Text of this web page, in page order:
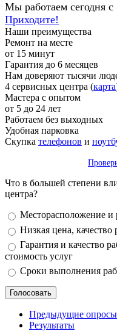
Мы работаем сегодня с
Приходите!
Наши преимущества
Ремонт на месте
от 15 минут
Гарантия до 6 месяцев
Нам доверяют тысячи
4 сервисных центра (карта
Мастера с опытом
от 5 до 24 лет
Работаем без выходных
Удобная парковка
Скупка телефонов и
Что в большей степени
центра?
Варианты
Месторасположение
Низкая цена,
Гарантия и качество
стоимость услуг
Сроки выполнения
Предыдущие опросы
Результаты